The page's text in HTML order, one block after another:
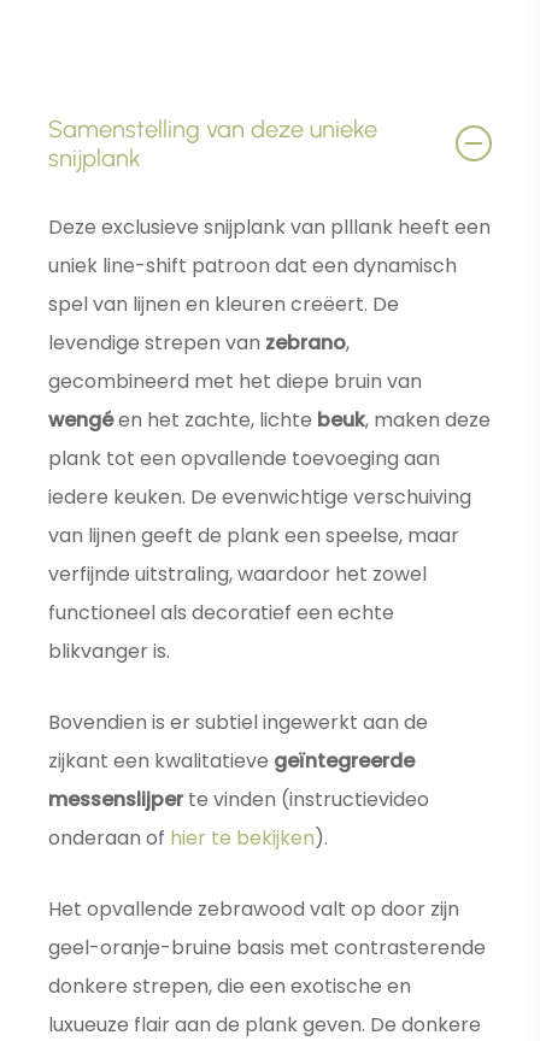
Samenstelling van deze unieke
snijplank
Deze exclusieve snijplank van plllank heeft een
uniek line-shift patroon dat een dynamisch
spel van lijnen en kleuren creëert. De
levendige strepen van zebrano,
gecombineerd met het diepe bruin van
wengéen het zachte, lichte beuk, maken deze
plank tot een opvallende toevoeging aan
iedere keuken. De evenwichtige verschuiving
van lijnen geeft de plank een speelse, maar
verfijnde uitstraling, waardoor het zowel
functioneel als decoratief een echte
blikvanger is.
Bovendien is er subtiel ingewerkt aan de
zijkant een kwalitatieve geïntegreerde
messenslijperte vinden (instructievideo
onderaan of hier te bekijken).
Het opvallende zebrawood valt op door zijn
geel-oranje-bruine basis met contrasterende
donkere strepen, die een exotische en
luxueuze flair aan de plank geven. De donkere